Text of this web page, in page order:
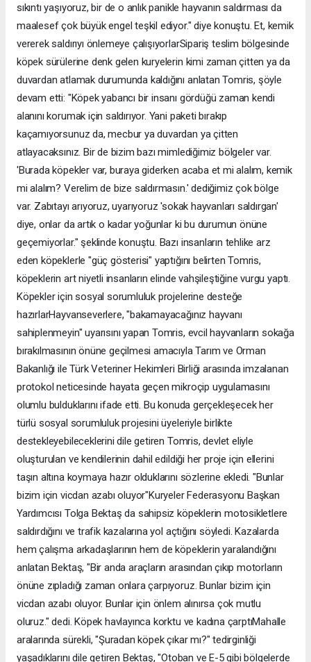
sıkıntı yaşıyoruz, bir de o anlık panikle hayvanın saldırması da
maalesef çok büyük engel teşkil ediyor." diye konuştu. Et, kemik
vererek saldırıyı önlemeye çalışıyorlarSipariş teslim bölgesinde
köpek sürülerine denk gelen kuryelerin kimi zaman çitten ya da
duvardan atlamak durumunda kaldığını anlatan Tomris, şöyle
devam etti: "Köpek yabancı bir insanı gördüğü zaman kendi
alanını korumak için saldırıyor. Yani paketi bırakıp
kaçamıyorsunuz da, mecbur ya duvardan ya çitten
atlayacaksınız. Bir de bizim bazı mimlediğimiz bölgeler var.
'Burada köpekler var, buraya giderken acaba et mi alalım, kemik
mi alalım? Verelim de bize saldırmasın.' dediğimiz çok bölge
var. Zabıtayı arıyoruz, uyarıyoruz 'sokak hayvanları saldırgan'
diye, onlar da artık o kadar yoğunlar ki bu durumun önüne
geçemiyorlar." şeklinde konuştu. Bazı insanların tehlike arz
eden köpeklerle "güç gösterisi" yaptığını belirten Tomris,
köpeklerin art niyetli insanların elinde vahşileştiğine vurgu yaptı.
Köpekler için sosyal sorumluluk projelerine desteğe
hazırlarHayvanseverlere, "bakamayacağınız hayvanı
sahiplenmeyin" uyarısını yapan Tomris, evcil hayvanların sokağa
bırakılmasının önüne geçilmesi amacıyla Tarım ve Orman
Bakanlığı ile Türk Veteriner Hekimleri Birliği arasında imzalanan
protokol neticesinde hayata geçen mikroçip uygulamasını
olumlu bulduklarını ifade etti. Bu konuda gerçekleşecek her
türlü sosyal sorumluluk projesini üyeleriyle birlikte
destekleyebileceklerini dile getiren Tomris, devlet eliyle
oluşturulan ve kendilerinin dahil edildiği her proje için ellerini
taşın altına koymaya hazır olduklarını sözlerine ekledi. "Bunlar
bizim için vicdan azabı oluyor"Kuryeler Federasyonu Başkan
Yardımcısı Tolga Bektaş da sahipsiz köpeklerin motosikletlere
saldırdığını ve trafik kazalarına yol açtığını söyledi. Kazalarda
hem çalışma arkadaşlarının hem de köpeklerin yaralandığını
anlatan Bektaş, "Bir anda araçların arasından çıkıp motorların
önüne zıpladığı zaman onlara çarpıyoruz. Bunlar bizim için
vicdan azabı oluyor. Bunlar için önlem alınırsa çok mutlu
oluruz." dedi. Köpek havlayınca korktu ve kadına çarptıMahalle
aralarında sürekli, "Şuradan köpek çıkar mı?" tedirginliği
yaşadıklarını dile getiren Bektaş, "Otoban ve E-5 gibi bölgelerde